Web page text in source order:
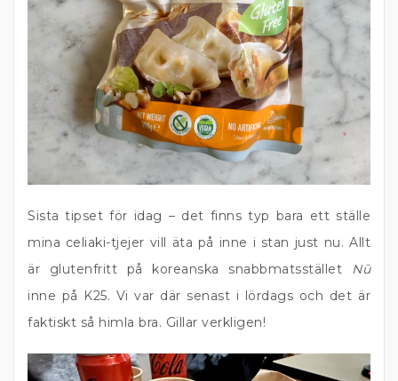
Sista tipset för idag – det finns typ bara ett ställe
mina celiaki-tjejer vill äta på inne i stan just nu. Allt
är glutenfritt på koreanska snabbmatsstället Nū
inne på K25. Vi var där senast i lördags och det är
faktiskt så himla bra. Gillar verkligen!